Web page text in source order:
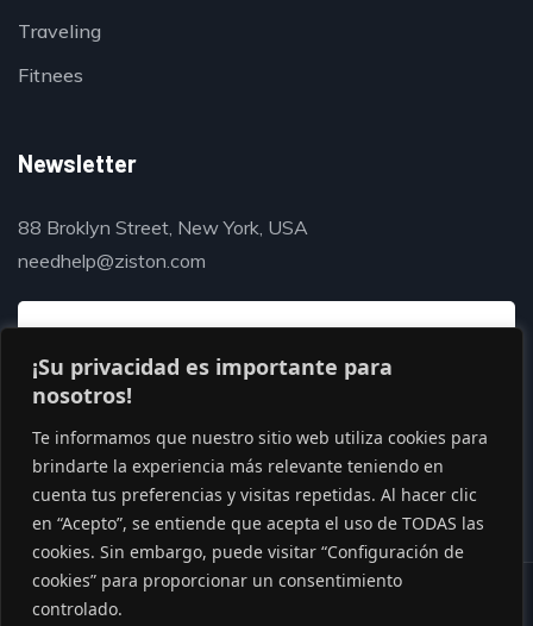
¡Su privacidad es importante para
nosotros!
Te informamos que nuestro sitio web utiliza cookies para
brindarte la experiencia más relevante teniendo en
cuenta tus preferencias y visitas repetidas. Al hacer clic
en “Acepto”, se entiende que acepta el uso de TODAS las
cookies. Sin embargo, puede visitar “Configuración de
cookies” para proporcionar un consentimiento
controlado.
Traveling
Fitnees
Newsletter
88 Broklyn Street, New York, USA
needhelp@ziston.com
© Copyright 2020 by Gaviasthemes